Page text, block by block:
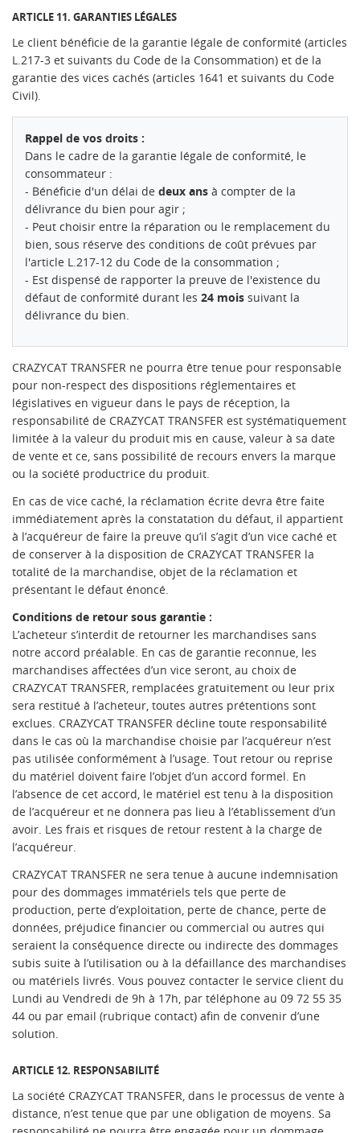
ARTICLE 11. GARANTIES LÉGALES
Le client bénéficie de la garantie légale de conformité (articles
L.217-3 et suivants du Code de la Consommation) et de la
garantie des vices cachés (articles 1641 et suivants du Code
Civil).
Rappel de vos droits :
Dans le cadre de la garantie légale de conformité, le
consommateur :
- Bénéficie d'un délai de deux ans à compter de la
délivrance du bien pour agir ;
- Peut choisir entre la réparation ou le remplacement du
bien, sous réserve des conditions de coût prévues par
l'article L.217-12 du Code de la consommation ;
- Est dispensé de rapporter la preuve de l'existence du
défaut de conformité durant les 24 mois suivant la
délivrance du bien.
CRAZYCAT TRANSFER ne pourra être tenue pour responsable
pour non-respect des dispositions réglementaires et
législatives en vigueur dans le pays de réception, la
responsabilité de CRAZYCAT TRANSFER est systématiquement
limitée à la valeur du produit mis en cause, valeur à sa date
de vente et ce, sans possibilité de recours envers la marque
ou la société productrice du produit.
En cas de vice caché, la réclamation écrite devra être faite
immédiatement après la constatation du défaut, il appartient
à l’acquéreur de faire la preuve qu’il s’agit d’un vice caché et
de conserver à la disposition de CRAZYCAT TRANSFER la
totalité de la marchandise, objet de la réclamation et
présentant le défaut énoncé.
Conditions de retour sous garantie :
L’acheteur s’interdit de retourner les marchandises sans
notre accord préalable. En cas de garantie reconnue, les
marchandises affectées d’un vice seront, au choix de
CRAZYCAT TRANSFER, remplacées gratuitement ou leur prix
sera restitué à l’acheteur, toutes autres prétentions sont
exclues. CRAZYCAT TRANSFER décline toute responsabilité
dans le cas où la marchandise choisie par l’acquéreur n’est
pas utilisée conformément à l’usage. Tout retour ou reprise
du matériel doivent faire l’objet d’un accord formel. En
l’absence de cet accord, le matériel est tenu à la disposition
de l’acquéreur et ne donnera pas lieu à l’établissement d’un
avoir. Les frais et risques de retour restent à la charge de
l’acquéreur.
CRAZYCAT TRANSFER ne sera tenue à aucune indemnisation
pour des dommages immatériels tels que perte de
production, perte d’exploitation, perte de chance, perte de
données, préjudice financier ou commercial ou autres qui
seraient la conséquence directe ou indirecte des dommages
subis suite à l’utilisation ou à la défaillance des marchandises
ou matériels livrés. Vous pouvez contacter le service client du
Lundi au Vendredi de 9h à 17h, par téléphone au 09 72 55 35
44 ou par email (rubrique contact) afin de convenir d’une
solution.
ARTICLE 12. RESPONSABILITÉ
La société CRAZYCAT TRANSFER, dans le processus de vente à
distance, n’est tenue que par une obligation de moyens. Sa